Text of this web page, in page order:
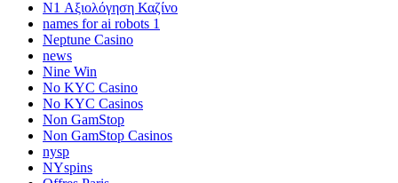
N1 Αξιολόγηση Καζίνο
names for ai robots 1
Neptune Casino
news
Nine Win
No KYC Casino
No KYC Casinos
Non GamStop
Non GamStop Casinos
nysp
NYspins